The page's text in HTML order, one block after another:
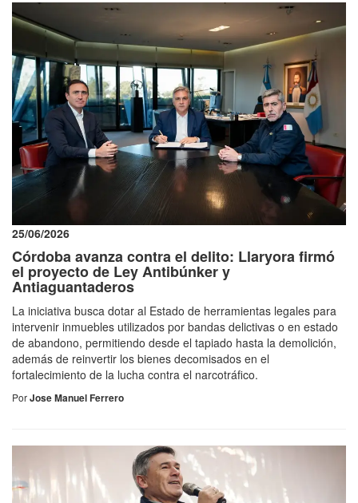
25/06/2026
Córdoba avanza contra el delito: Llaryora firmó
el proyecto de Ley Antibúnker y
Antiaguantaderos
La iniciativa busca dotar al Estado de herramientas legales para
intervenir inmuebles utilizados por bandas delictivas o en estado
de abandono, permitiendo desde el tapiado hasta la demolición,
además de reinvertir los bienes decomisados en el
fortalecimiento de la lucha contra el narcotráfico.
PorJose Manuel Ferrero